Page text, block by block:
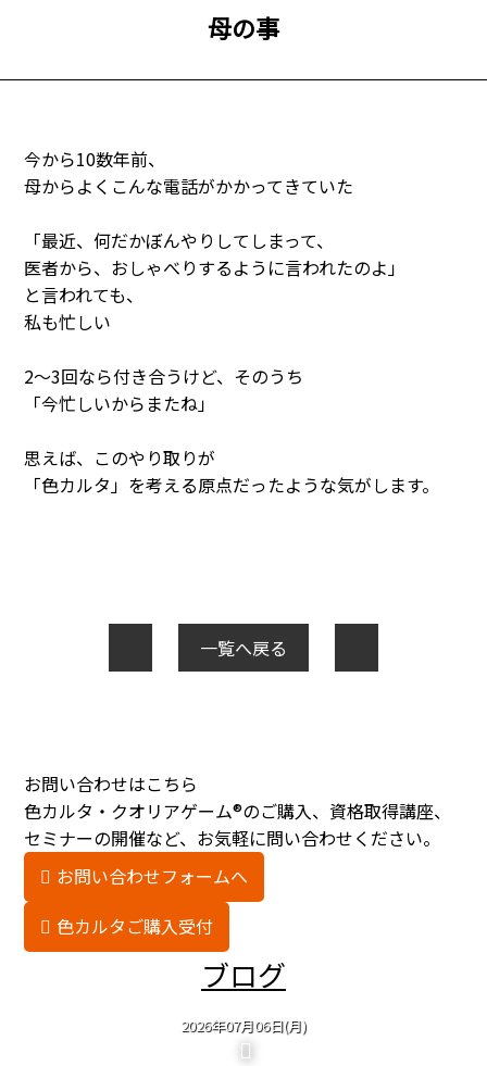
母の事
今から10数年前、
母からよくこんな電話がかかってきていた
「最近、何だかぼんやりしてしまって、
医者から、おしゃべりするように言われたのよ」
と言われても、
私も忙しい
2～3回なら付き合うけど、そのうち
「今忙しいからまたね」
思えば、このやり取りが
「色カルタ」を考える原点だったような気がします。
一覧へ戻る
お問い合わせはこちら
色カルタ・クオリアゲーム®のご購入、資格取得講座、
セミナーの開催など、お気軽に問い合わせください。
お問い合わせフォームへ
色カルタご購入受付
ブログ
2026年07月06日(月)